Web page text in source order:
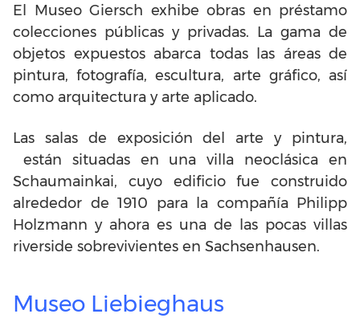
El Museo Giersch exhibe obras en préstamo
colecciones públicas y privadas. La gama de
objetos expuestos abarca todas las áreas de
pintura, fotografía, escultura, arte gráfico, así
como arquitectura y arte aplicado.
Las salas de exposición del arte y pintura,
están situadas en una villa neoclásica en
Schaumainkai, cuyo edificio fue construido
alrededor de 1910 para la compañía Philipp
Holzmann y ahora es una de las pocas villas
riverside sobrevivientes en Sachsenhausen.
Museo Liebieghaus